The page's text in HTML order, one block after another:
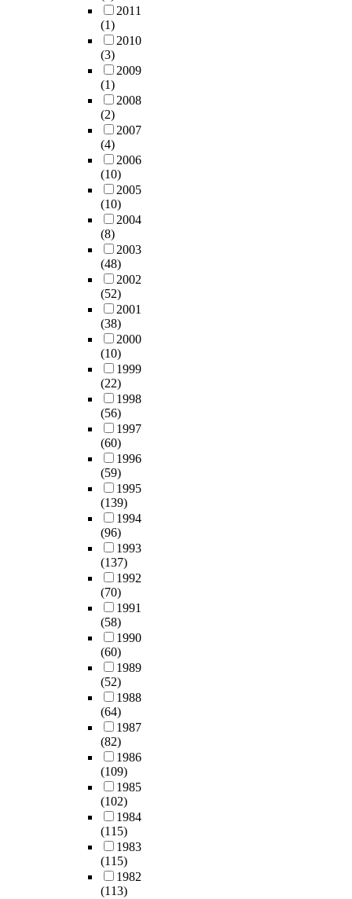
2011
(1)
2010
(3)
2009
(1)
2008
(2)
2007
(4)
2006
(10)
2005
(10)
2004
(8)
2003
(48)
2002
(52)
2001
(38)
2000
(10)
1999
(22)
1998
(56)
1997
(60)
1996
(59)
1995
(139)
1994
(96)
1993
(137)
1992
(70)
1991
(58)
1990
(60)
1989
(52)
1988
(64)
1987
(82)
1986
(109)
1985
(102)
1984
(115)
1983
(115)
1982
(113)